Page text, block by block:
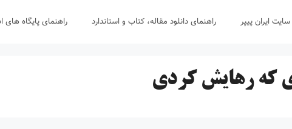
ایران پیپر راهنمای دانلود مقاله، کتاب و استاندارد راهنمای پایگاه های
که رهایش کردی